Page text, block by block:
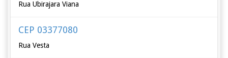
Rua Ubirajara Viana
CEP 03377080
Rua Vesta